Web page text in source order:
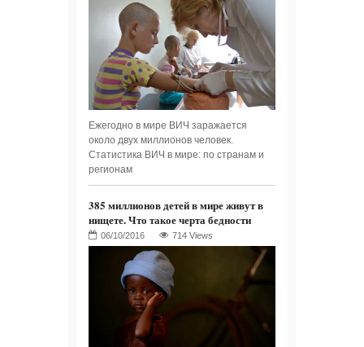
Ежегодно в мире ВИЧ заражается
около двух миллионов человек.
Статистика ВИЧ в мире: по странам и
регионам
385 миллионов детей в мире живут в
нищете. Что такое черта бедности
714 Views